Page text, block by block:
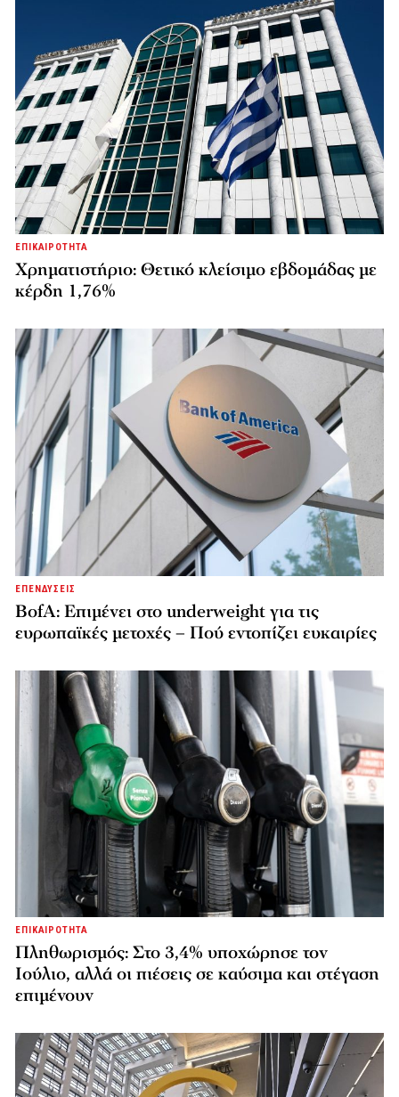
ΕΠΙΚΑΙΡΟΤΗΤΑ
Χρηματιστήριο: Θετικό κλείσιμο εβδομάδας με
κέρδη 1,76%
ΕΠΕΝΔΥΣΕΙΣ
BofA: Επιμένει στο underweight για τις
ευρωπαϊκές μετοχές – Πού εντοπίζει ευκαιρίες
ΕΠΙΚΑΙΡΟΤΗΤΑ
Πληθωρισμός: Στο 3,4% υποχώρησε τον
Ιούλιο, αλλά οι πιέσεις σε καύσιμα και στέγαση
επιμένουν